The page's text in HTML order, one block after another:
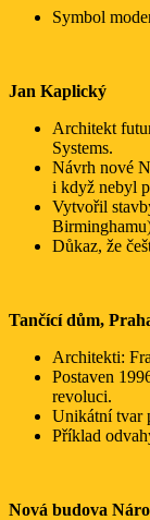
Symbol
Jan Kaplický
Architekt
Systems.
Návrh nové
i když nebyl
Vytvořil
Důkaz, že
Tančící dům,
Architekti:
Postaven
revoluci.
Unikátní tvar
Příklad
Nová budova